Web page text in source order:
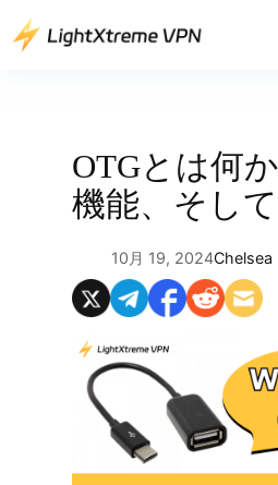
容
OTGとは何か
機能、そし
10月 19, 2024Chelsea